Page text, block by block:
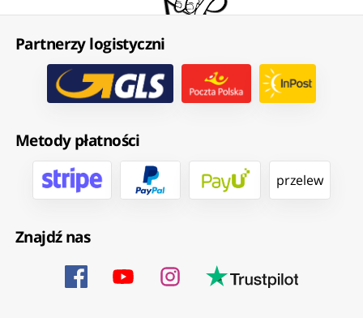
Partnerzy logistyczni
Metody płatności
przelew
Znajdź nas